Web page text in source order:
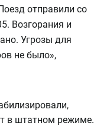
отправили со
Возгорания и
Угрозы для
не было»,
в штатном режиме.